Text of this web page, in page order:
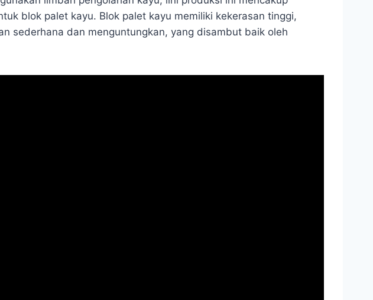
blok palet kayu. Blok palet kayu memiliki kekerasan tinggi,
sederhana dan menguntungkan, yang disambut baik oleh